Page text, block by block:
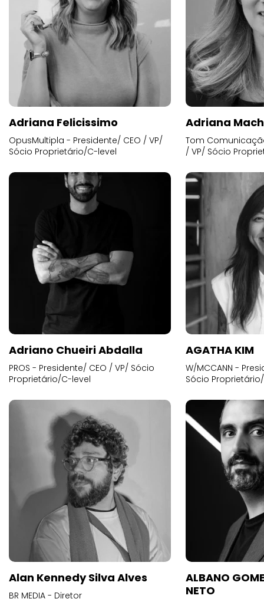
Adriana Felicissimo
OpusMultipla - Presidente/ CEO / VP/
Sócio Proprietário/C-level
Adriana
Tom
/ VP/ Sócio
Adriano Chueiri Abdalla
PROS - Presidente/ CEO / VP/ Sócio
Proprietário/C-level
AGATHA KIM
W/MCCANN -
Sócio
Alan Kennedy Silva Alves
BR MEDIA - Diretor
ALBANO
NETO